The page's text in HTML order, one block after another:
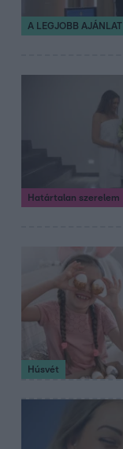
A LEGJOBB AJÁNLAT
Határtalan szerelem
Húsvét